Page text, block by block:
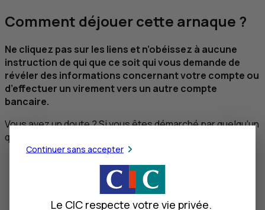
Comment déjouer cette arnaque ?
Ne cliquez pas sur les liens et n’obéissez à aucune
instruction de qui que ce soit qui vous demande de
révéler des informations concernant votre compte ou
d’effectuer un virement vers un autre compte
bancaire.
Vous avez un doute ? Si vous êtes démarché par quelqu’un
qui prétend être un collaborateur de votre banque :
appel à votre Agence
utilisez le numéro de téléphone que vous
trouverez grâce à un moteur de recherche
Continuer sans accepter
Le CIC respecte votre vie privée.